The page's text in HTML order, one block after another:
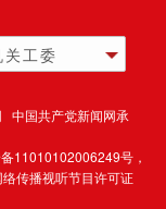
工委
中国共产党新闻网承
备11010102006249号，
络传播视听节目许可证